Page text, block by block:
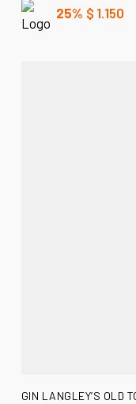
25% $ 1.150
GIN LANGLEY’S OLD